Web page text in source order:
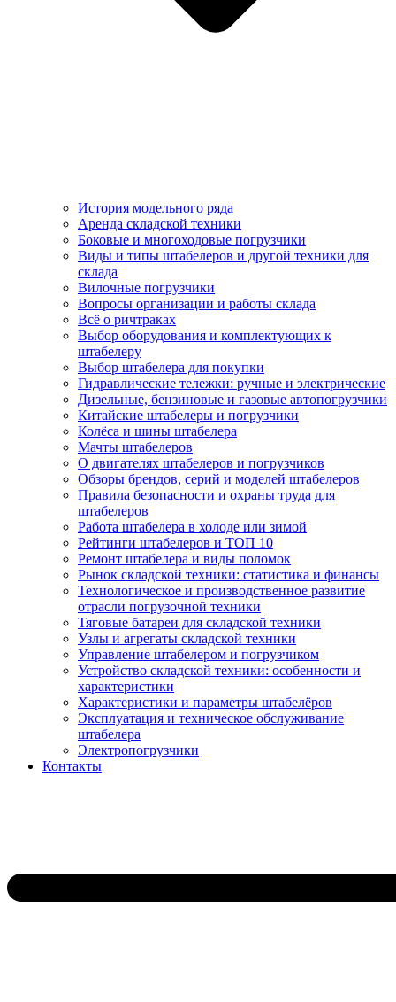
История модельного ряда
Аренда складской техники
Боковые и многоходовые погрузчики
Виды и типы штабелеров и другой техники для
склада
Вилочные погрузчики
Вопросы организации и работы склада
Всё о ричтраках
Выбор оборудования и комплектующих к
штабелеру
Выбор штабелера для покупки
Гидравлические тележки: ручные и электрические
Дизельные, бензиновые и газовые автопогрузчики
Китайские штабелеры и погрузчики
Колёса и шины штабелера
Мачты штабелеров
О двигателях штабелеров и погрузчиков
Обзоры брендов, серий и моделей штабелеров
Правила безопасности и охраны труда для
штабелеров
Работа штабелера в холоде или зимой
Рейтинги штабелеров и ТОП 10
Ремонт штабелера и виды поломок
Рынок складской техники: статистика и финансы
Технологическое и производственное развитие
отрасли погрузочной техники
Тяговые батареи для складской техники
Узлы и агрегаты складской техники
Управление штабелером и погрузчиком
Устройство складской техники: особенности и
характеристики
Характеристики и параметры штабелёров
Эксплуатация и техническое обслуживание
штабелера
Электропогрузчики
Контакты